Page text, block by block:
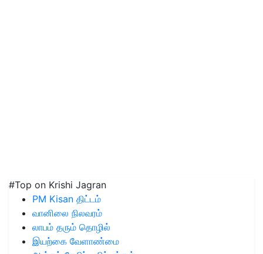
#Top on Krishi Jagran
PM Kisan திட்டம்
வானிலை நிலவரம்
லாபம் தரும் தொழில்
இயற்கை வேளாண்மை